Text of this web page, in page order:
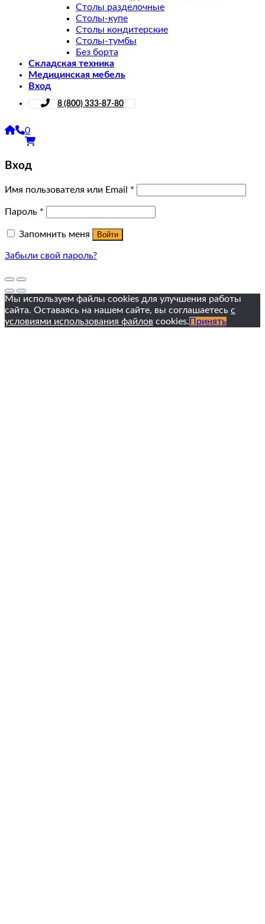
Столы разделочные
Столы-купе
Столы кондитерские
Столы-тумбы
Без борта
Складская техника
Медицинская мебель
Вход
8 (800) 333-87-80
0
Вход
Имя пользователя или Email *
Пароль *
Запомнить меня Войти
Забыли свой пароль?
Мы используем файлы cookies для улучшения работы
сайта. Оставаясь на нашем сайте, вы соглашаетесь с
условиями использования файлов cookies. Принять